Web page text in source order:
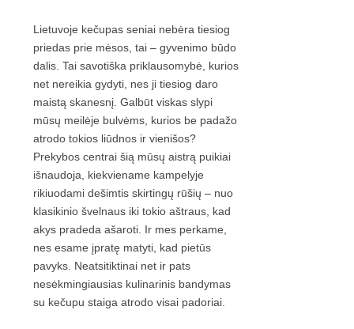
Lietuvoje kečupas seniai nebėra tiesiog
priedas prie mėsos, tai – gyvenimo būdo
dalis. Tai savotiška priklausomybė, kurios
net nereikia gydyti, nes ji tiesiog daro
maistą skanesnį. Galbūt viskas slypi
mūsų meilėje bulvėms, kurios be padažo
atrodo tokios liūdnos ir vienišos?
Prekybos centrai šią mūsų aistrą puikiai
išnaudoja, kiekviename kampelyje
rikiuodami dešimtis skirtingų rūšių – nuo
klasikinio švelnaus iki tokio aštraus, kad
akys pradeda ašaroti. Ir mes perkame,
nes esame įpratę matyti, kad pietūs
pavyks. Neatsitiktinai net ir pats
nesėkmingiausias kulinarinis bandymas
su kečupu staiga atrodo visai padoriai.